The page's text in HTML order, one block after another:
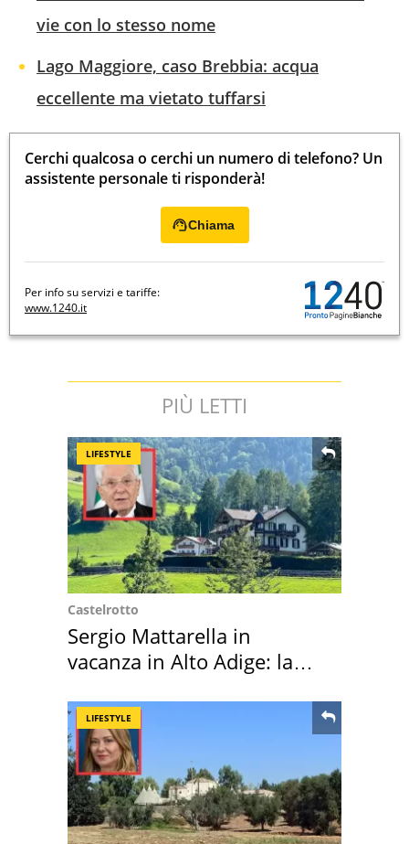
vie con lo stesso nome
Lago Maggiore, caso Brebbia: acqua
eccellente ma vietato tuffarsi
Cerchi qualcosa o cerchi un numero di telefono? Un
assistente personale ti risponderà!
Chiama
Per info su servizi e tariffe:
www.1240.it
PIÙ LETTI
LIFESTYLE
Castelrotto
Sergio Mattarella in
vacanza in Alto Adige: la
LIFESTYLE